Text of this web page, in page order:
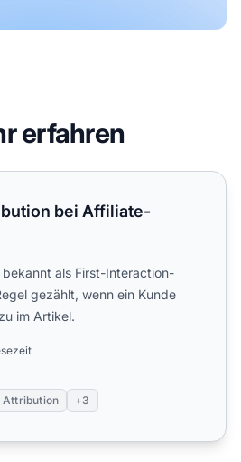
erfahren
Affiliate-Verkäufen
bei Affiliate-
bekannt als First-Interaction-
gezählt, wenn ein Kunde
im Artikel.
Attribution +3